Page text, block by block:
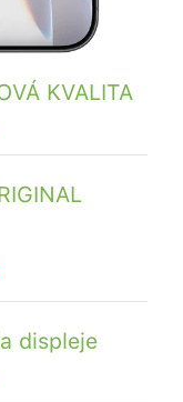
KVALITA
displeje